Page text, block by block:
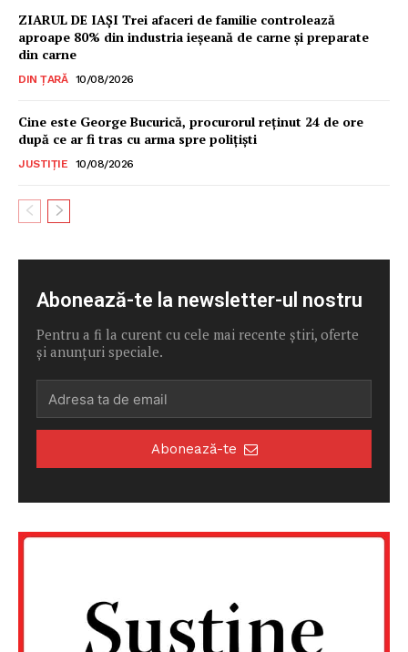
ZIARUL DE IAȘI Trei afaceri de familie controlează
aproape 80% din industria ieșeană de carne și preparate
din carne
DIN ȚARĂ 10/08/2026
Cine este George Bucurică, procurorul reținut 24 de ore
după ce ar fi tras cu arma spre polițiști
JUSTIȚIE 10/08/2026
Abonează-te la newsletter-ul nostru
Pentru a fi la curent cu cele mai recente știri, oferte
și anunțuri speciale.
Abonează-te